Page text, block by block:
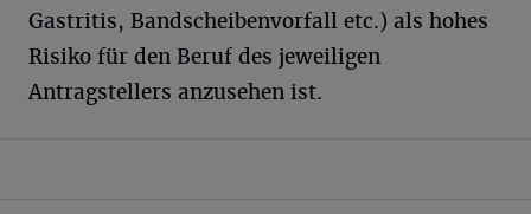
Gastritis, Bandscheibenvorfall etc.) als hohes
Risiko für den Beruf des jeweiligen
Antragstellers anzusehen ist.